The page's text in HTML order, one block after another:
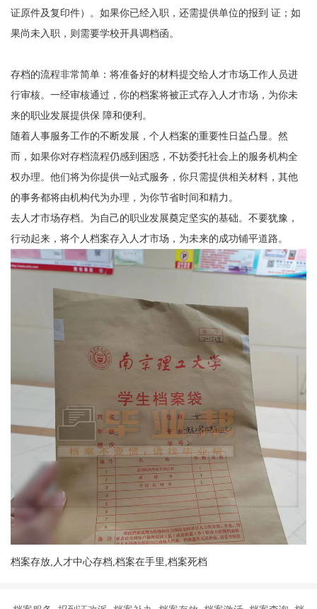
证原件及复印件）。如果你已经入职，还需提供单位的报到 证；如
果尚未入职，则需要学校开具调档函。
存档的流程非常简单：将准备好的材料提交给人才市场工作人员进
行审核。一经审核通过，你的档案将被正式存入人才市场，为你未
来的职业发展提供保 障和便利。
随着人事服务工作的不断发展，个人档案的重要性日益凸显。然
而，如果你对存档流程仍感到困惑，不妨委托社会上的服务机构全
权办理。他们将为你提供一站式服务，你只需提供相关材料，其他
的事务都将由机构代为办理，为你节省时间和精力。
去人才市场存档。 为自己的职业发展奠定坚实的基础。不要犹豫，
行动起来，将个人档案存入人才市场，为未来的成功铺平道路。
档案存放,人才中心存档,档案在手里,档案死档